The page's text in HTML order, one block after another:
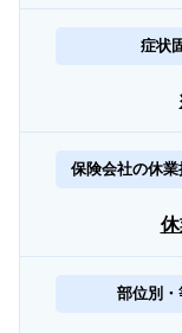
症状
保険会社の休
部位別